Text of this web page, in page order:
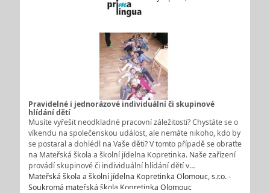
Pravidelné i jednorázové individuální či skupinové
hlídání dětí
Musíte vyřešit neodkladné pracovní záležitosti? Chystáte se o
víkendu na společenskou událost, ale nemáte nikoho, kdo by
se postaral a dohlédl na Vaše děti? V tomto případě se obraťte
na Mateřská škola a školní jídelna Kopretinka. Naše zařízení
provádí skupinové či individuální hlídání dětí v…
Mateřská škola a školní jídelna Kopretinka Olomouc, s.r.o. -
Soukromá mateřská škola Kopretinka Olomouc